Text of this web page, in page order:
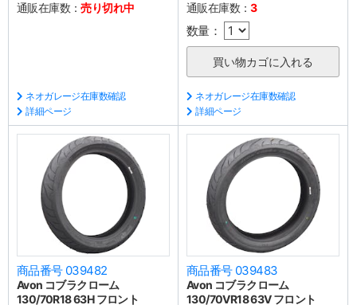
通販在庫数：売り切れ中
ネオガレージ在庫数確認
詳細ページ
通販在庫数：3
数量：
ネオガレージ在庫数確認
詳細ページ
商品番号 039482
Avon コブラクローム
130/70R18 63H フロント
商品番号 039483
Avon コブラクローム
130/70VR18 63V フロント